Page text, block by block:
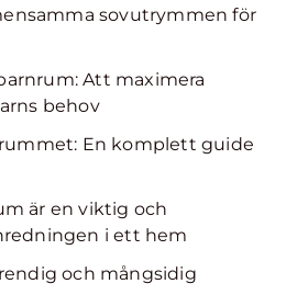
sovutrymmen för
Att maximera
behov
En komplett guide
är en viktig och
i ett hem
och mångsidig